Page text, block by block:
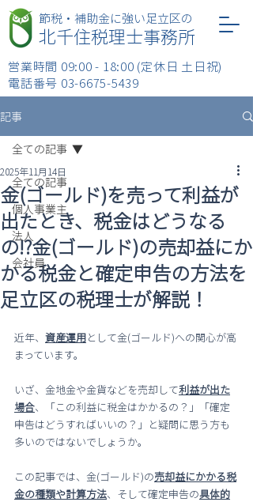
営業時間 09:00 - 18:00 (定休日 土日祝)
​電話番号 03-6675-5439
​節税・補助金に強い足立区の
北千住税理士事務所
記事
全ての記事
個人事業主
法人
会社員
全ての記事
金(ゴールド)を売って利益が
出たとき、税金はどうなる
の⁉金(ゴールド)の売却益にか
かる税金と確定申告の方法を
足立区の税理士が解説！
2025年11月14日
近年、 資産運用として金(ゴールド)への関心が高
まっています。
いざ、金地金や金貨などを売却して利益が出た
場合、「この利益に税金はかかるの？」「確定
申告はどうすればいいの？」と疑問に思う方も
多いのではないでしょうか。
この記事では、 金(ゴールド)の売却益にかかる税
金の種類や計算方法、そして確定申告の具体的